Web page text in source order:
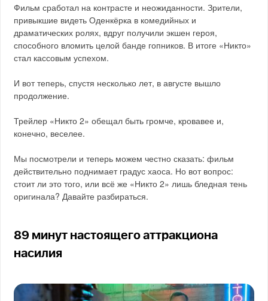
Фильм сработал на контрасте и неожиданности. Зрители,
привыкшие видеть Оденкёрка в комедийных и
драматических ролях, вдруг получили экшен героя,
способного вломить целой банде гопников. В итоге «Никто»
стал кассовым успехом.
И вот теперь, спустя несколько лет, в августе вышло
продолжение.
Трейлер «Никто 2» обещал быть громче, кровавее и,
конечно, веселее.
Мы посмотрели и теперь можем честно сказать: фильм
действительно поднимает градус хаоса. Но вот вопрос:
стоит ли это того, или всё же «Никто 2» лишь бледная тень
оригинала? Давайте разбираться.
89 минут настоящего аттракциона
насилия